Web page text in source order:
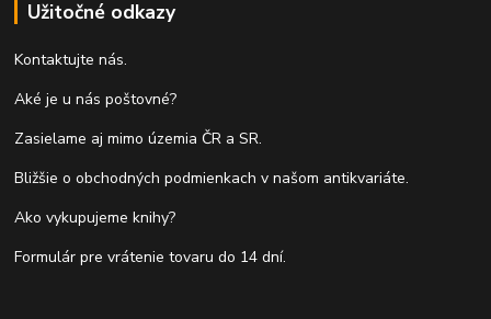
Užitočné odkazy
Kontaktujte nás.
Aké je u nás poštovné?
Zasielame aj mimo územia ČR a SR.
Bližšie o obchodných podmienkach v našom antikvariáte.
Ako vykupujeme knihy?
Formulár pre vrátenie tovaru do 14 dní.